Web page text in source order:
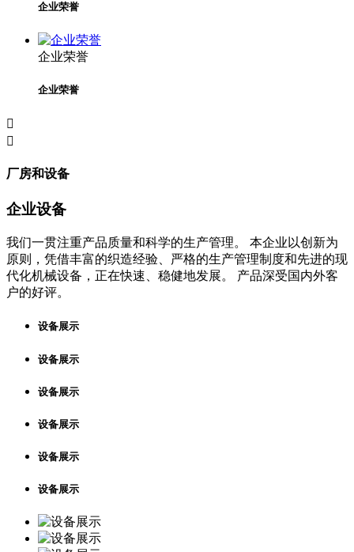
企业荣誉
企业荣誉
企业荣誉


厂房和设备
企业设备
我们一贯注重产品质量和科学的生产管理。 本企业以创新为
原则，凭借丰富的织造经验、严格的生产管理制度和先进的现
代化机械设备，正在快速、稳健地发展。 产品深受国内外客
户的好评。
设备展示
设备展示
设备展示
设备展示
设备展示
设备展示